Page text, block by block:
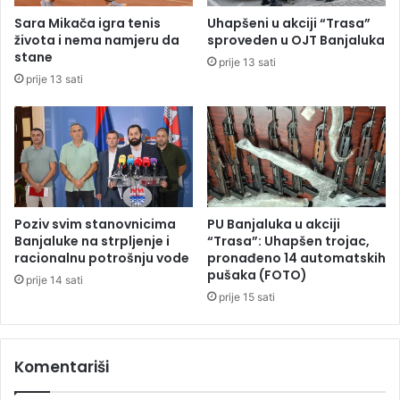
i
b
a
n
j
a
l
č
k
e
š
k
o
l
,
p
r
o
d
c
a
z
a
d
l
a
b
Sara Mikača igra tenis
života i nema namjeru da
stane
prije 13 sati
Uhapšeni u akciji “Trasa”
sproveden u OJT Banjaluka
prije 13 sati
Poziv svim stanovnicima
Banjaluke na strpljenje i
racionalnu potrošnju vode
prije 14 sati
PU Banjaluka u akciji
“Trasa”: Uhapšen trojac,
pronađeno 14 automatskih
pušaka (FOTO)
prije 15 sati
Komentariši